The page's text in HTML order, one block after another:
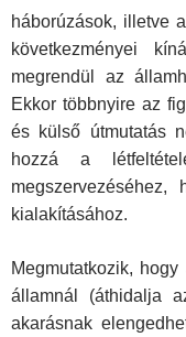
háborúzások, illetve
következményei
megrendül az
Ekkor többnyire az
és külső útmutatás
hozzá a
megszervezéséhez,
kialakításához.
Megmutatkozik,
államnál (áthidalja
akarásnak